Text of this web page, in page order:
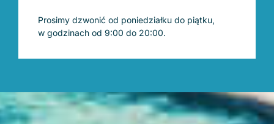
Prosimy dzwonić od poniedziałku do piątku,
w godzinach od 9:00 do 20:00.